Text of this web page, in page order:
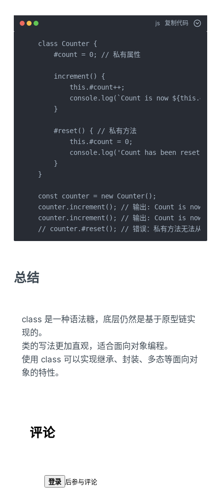
js 复制代码
class Counter {
    #count = 0; // 私有属性
    increment() {
        this.#count++;
console.log(`Count is now
    }
    #reset() { // 私有方法
        this.#count = 0;
        console.log('Count has been reset.');
    }
}
const counter = new Counter();
counter.increment(); // 输出: Count is now 1
counter.increment(); // 输出: Count is now 2
// counter.#reset(); // 错误：私有方法无法从外部
总结
class 是一种语法糖，底层仍然是基于原型链实
现的。
类的写法更加直观，适合面向对象编程。
使用 class 可以实现继承、封装、多态等面向对
象的特性。
评论
登录 后参与评论